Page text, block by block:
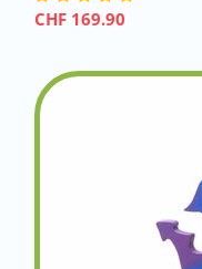
CHF 169.90